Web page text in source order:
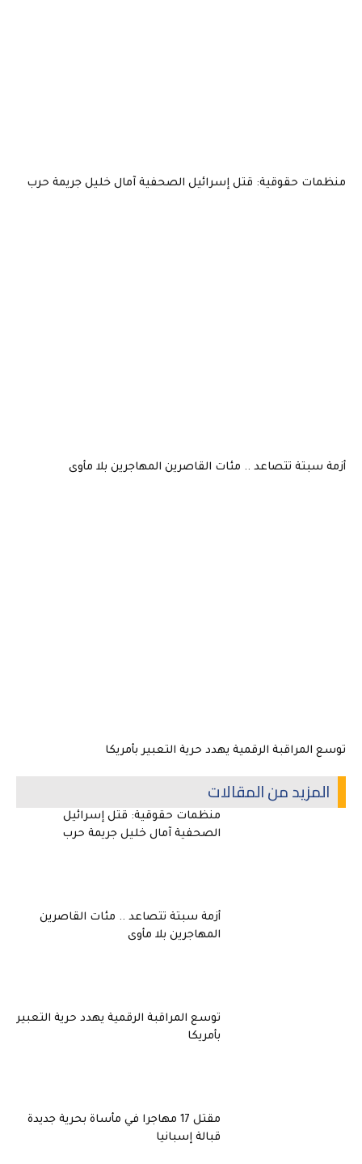
منظمات حقوقية: قتل إسرائيل الصحفية آمال خليل جريمة حرب
أزمة سبتة تتصاعد .. مئات القاصرين المهاجرين بلا مأوى
توسع المراقبة الرقمية يهدد حرية التعبير بأمريكا
المزيد من المقالات
منظمات حقوقية: قتل إسرائيل
الصحفية آمال خليل جريمة حرب
أزمة سبتة تتصاعد .. مئات القاصرين
المهاجرين بلا مأوى
توسع المراقبة الرقمية يهدد حرية التعبير
بأمريكا
مقتل 17 مهاجرا في مأساة بحرية جديدة
قبالة إسبانيا